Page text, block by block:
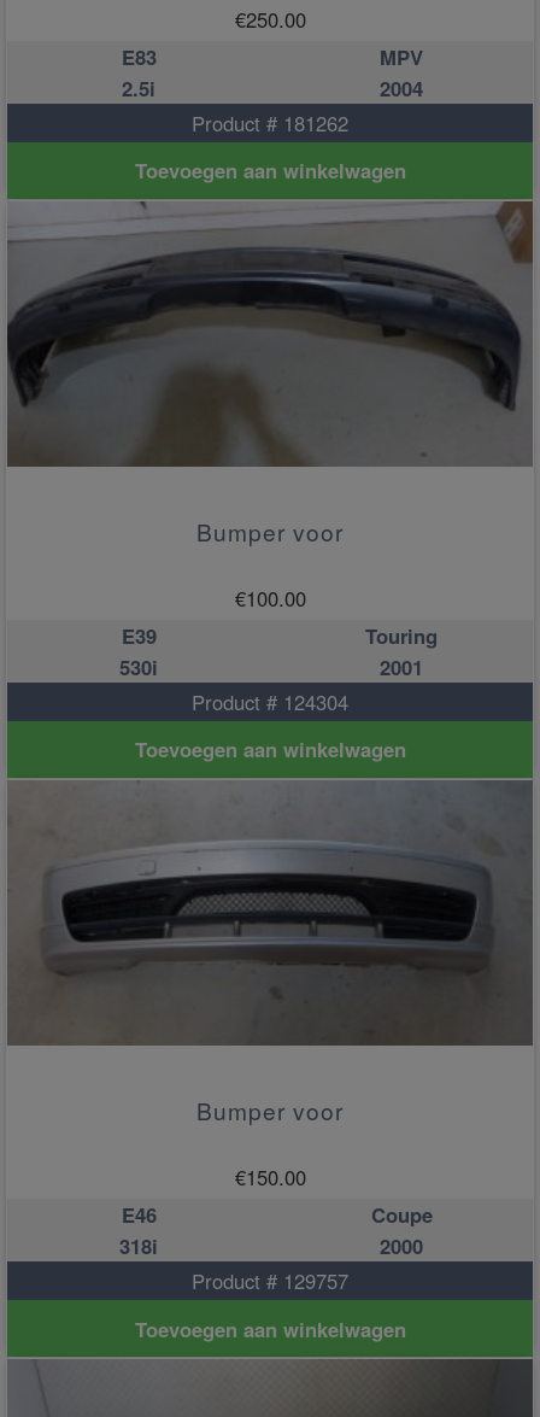
€250.00
E83
MPV
2.5i
2004
Product # 181262
Toevoegen aan winkelwagen
Bumper voor
€100.00
E39
Touring
530i
2001
Product # 124304
Toevoegen aan winkelwagen
Bumper voor
€150.00
E46
Coupe
318i
2000
Product # 129757
Toevoegen aan winkelwagen